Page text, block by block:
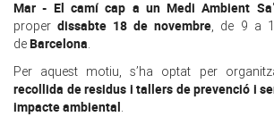
Mar - El camí cap a un Medi Ambient Sa
properdissabte 18 de novembre, de 9 a
deBarcelona.
Per aquest motiu, s’ha optat per
recollida de residus i tallers de prevenció i
impacte ambiental